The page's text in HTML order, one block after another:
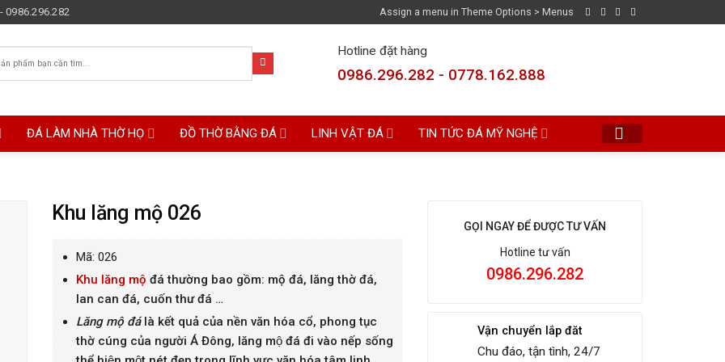
0986.296.282 Assign a menu in Theme Options > Menus
Hotline đặt hàng
0986.296.282 - 0778.162.888
ĐÁ LÀM NHÀ THỜ HỌ ĐỒ THỜ BẰNG ĐÁ LINH VẬT ĐÁ TIN TỨC ĐÁ MỸ NGHỆ
Khu lăng mộ 026
Mã: 026
Khu lăng mộ đá thường bao gồm: mộ đá, lăng thờ đá,
lan can đá, cuốn thư đá …
Lăng mộ đálà kết quả của nền văn hóa cổ, phong tục
thờ cúng của người Á Đông, lăng mộ đá đi vào nếp sống
GỌI NGAY ĐỂ ĐƯỢC TƯ VẤN
Hotline tư vấn
0986.296.282
Vận chuyển lắp đăt
Chu đáo, tận tình, 24/7